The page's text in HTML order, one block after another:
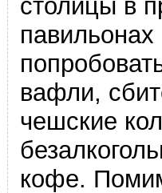
столицы в
вафли,
чешские
кофе.